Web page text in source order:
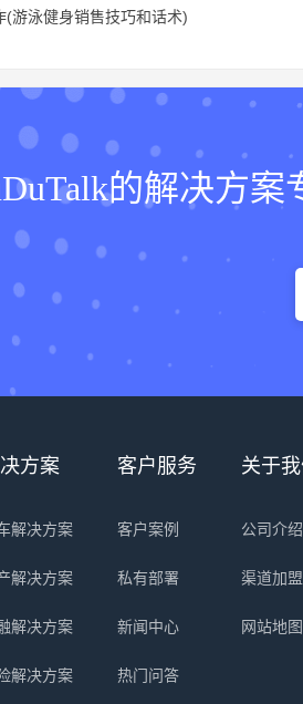
游泳健身销售技巧和话术)
的解决方
方案
解决方案
解决方案
解决方案
解决方案
客户服务
客户案例
私有部署
新闻中心
热门问答
关于我
公司介绍
渠道加盟
网站地图